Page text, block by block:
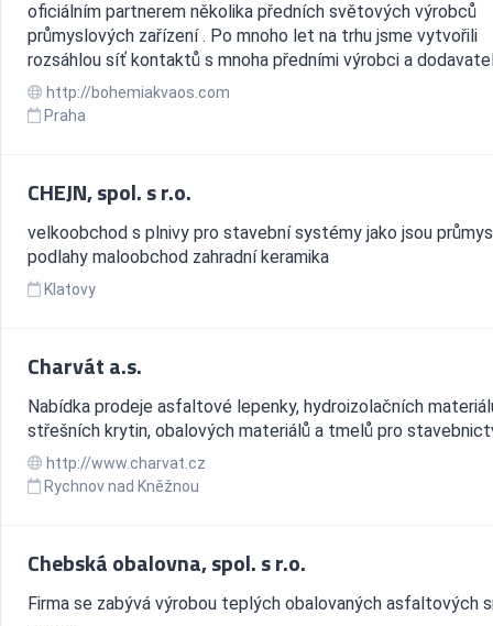
oficiálním partnerem několika předních světových výrobců
průmyslových zařízení . Po mnoho let na trhu jsme vytvořili
rozsáhlou síť kontaktů s mnoha předními výrobci a
http://bohemiakvaos.com
Praha
CHEJN, spol. s r.o.
velkoobchod s plnivy pro stavební systémy jako jsou
podlahy maloobchod zahradní keramika
Klatovy
Charvát a.s.
Nabídka prodeje asfaltové lepenky, hydroizolačních
střešních krytin, obalových materiálů a tmelů pro
http://www.charvat.cz
Rychnov nad Kněžnou
Chebská obalovna, spol. s r.o.
Firma se zabývá výrobou teplých obalovaných asfaltových